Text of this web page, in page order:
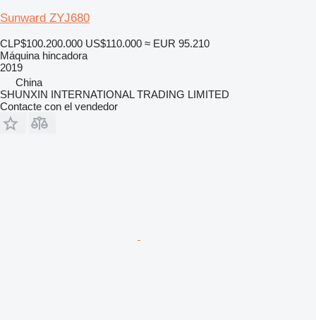
Sunward ZYJ680
CLP$100.200.000 US$110.000 ≈ EUR 95.210
Máquina hincadora
2019
China
SHUNXIN INTERNATIONAL TRADING LIMITED
Contacte con el vendedor